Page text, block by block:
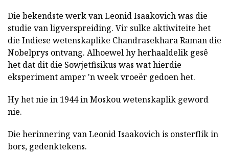
Die bekendste werk van Leonid Isaakovich was die
studie van ligverspreiding. Vir sulke aktiwiteite het
die Indiese wetenskaplike Chandrasekhara Raman die
Nobelprys ontvang. Alhoewel hy herhaaldelik gesê
het dat dit die Sowjetfisikus was wat hierdie
eksperiment amper 'n week vroeër gedoen het.
Hy het nie in 1944 in Moskou wetenskaplik geword
nie.
Die herinnering van Leonid Isaakovich is onsterflik in
bors, gedenktekens.